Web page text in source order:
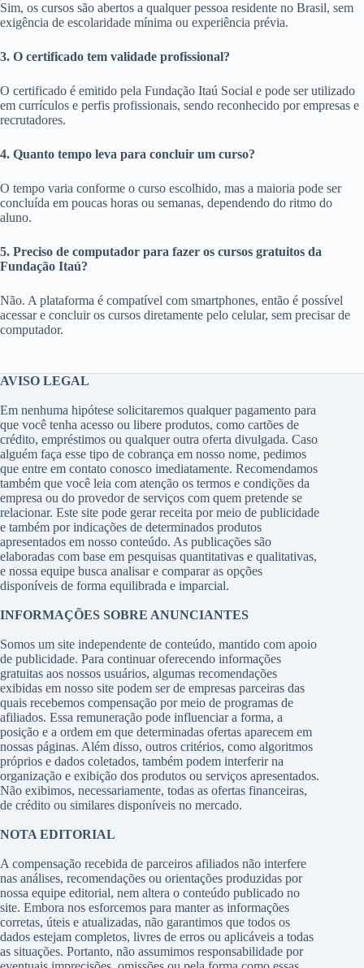
Sim, os cursos são abertos a qualquer pessoa residente no Brasil, sem
exigência de escolaridade mínima ou experiência prévia.
3. O certificado tem validade profissional?
O certificado é emitido pela Fundação Itaú Social e pode ser utilizado
em currículos e perfis profissionais, sendo reconhecido por empresas e
recrutadores.
4. Quanto tempo leva para concluir um curso?
O tempo varia conforme o curso escolhido, mas a maioria pode ser
concluída em poucas horas ou semanas, dependendo do ritmo do
aluno.
5. Preciso de computador para fazer os cursos gratuitos da
Fundação Itaú?
Não. A plataforma é compatível com smartphones, então é possível
acessar e concluir os cursos diretamente pelo celular, sem precisar de
computador.
AVISO LEGAL
Em nenhuma hipótese solicitaremos qualquer pagamento para
que você tenha acesso ou libere produtos, como cartões de
crédito, empréstimos ou qualquer outra oferta divulgada. Caso
alguém faça esse tipo de cobrança em nosso nome, pedimos
que entre em contato conosco imediatamente. Recomendamos
também que você leia com atenção os termos e condições da
empresa ou do provedor de serviços com quem pretende se
relacionar. Este site pode gerar receita por meio de publicidade
e também por indicações de determinados produtos
apresentados em nosso conteúdo. As publicações são
elaboradas com base em pesquisas quantitativas e qualitativas,
e nossa equipe busca analisar e comparar as opções
disponíveis de forma equilibrada e imparcial.
INFORMAÇÕES SOBRE ANUNCIANTES
Somos um site independente de conteúdo, mantido com apoio
de publicidade. Para continuar oferecendo informações
gratuitas aos nossos usuários, algumas recomendações
exibidas em nosso site podem ser de empresas parceiras das
quais recebemos compensação por meio de programas de
afiliados. Essa remuneração pode influenciar a forma, a
posição e a ordem em que determinadas ofertas aparecem em
nossas páginas. Além disso, outros critérios, como algoritmos
próprios e dados coletados, também podem interferir na
organização e exibição dos produtos ou serviços apresentados.
Não exibimos, necessariamente, todas as ofertas financeiras,
de crédito ou similares disponíveis no mercado.
NOTA EDITORIAL
A compensação recebida de parceiros afiliados não interfere
nas análises, recomendações ou orientações produzidas por
nossa equipe editorial, nem altera o conteúdo publicado no
site. Embora nos esforcemos para manter as informações
corretas, úteis e atualizadas, não garantimos que todos os
dados estejam completos, livres de erros ou aplicáveis a todas
as situações. Portanto, não assumimos responsabilidade por